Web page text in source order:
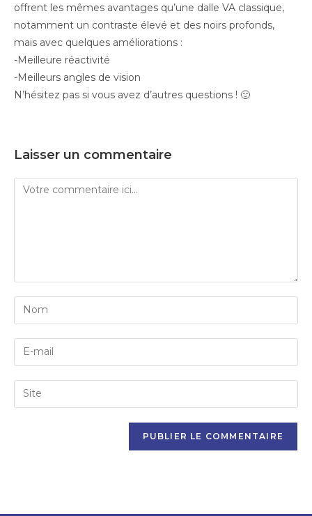
offrent les mêmes avantages qu’une dalle VA classique,
notamment un contraste élevé et des noirs profonds,
mais avec quelques améliorations :
-Meilleure réactivité
-Meilleurs angles de vision
N’hésitez pas si vous avez d’autres questions ! 🙂
Laisser un commentaire